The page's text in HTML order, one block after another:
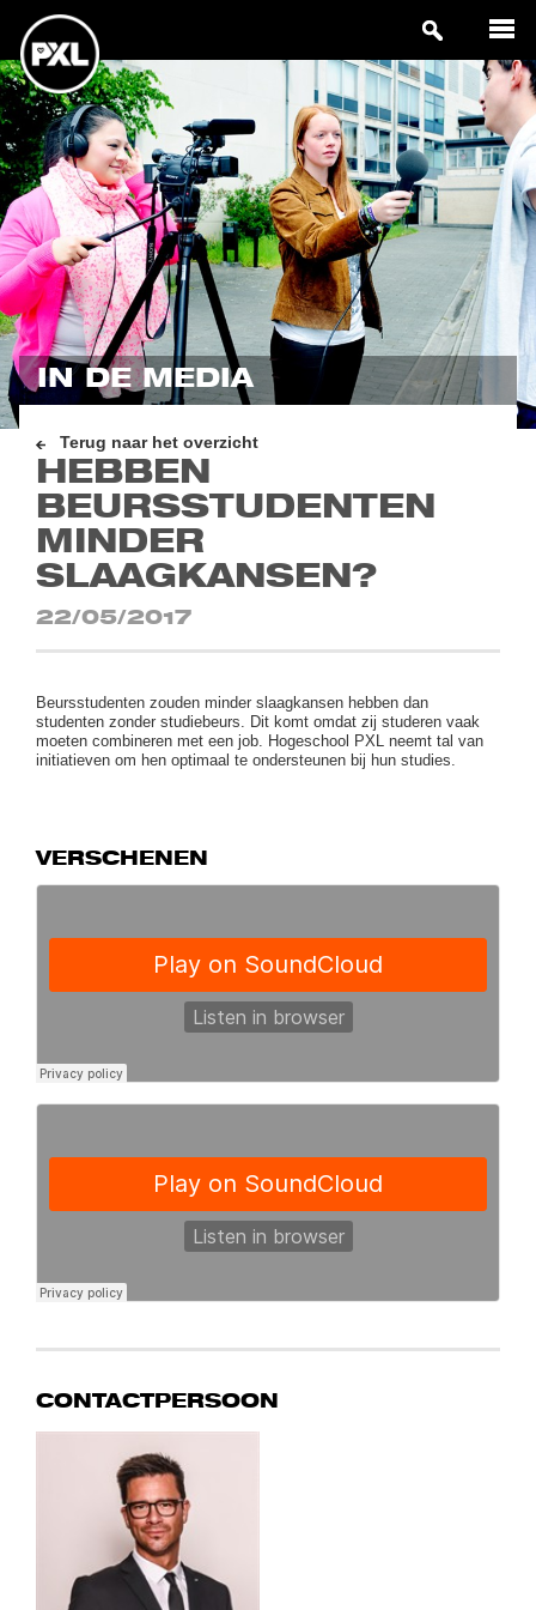
IN DE MEDIA
Terug naar het overzicht
HEBBEN
BEURSSTUDENTEN
MINDER
SLAAGKANSEN?
22/05/2017
Beursstudenten zouden minder slaagkansen hebben dan
studenten zonder studiebeurs. Dit komt omdat zij studeren vaak
moeten combineren met een job. Hogeschool PXL neemt tal van
initiatieven om hen optimaal te ondersteunen bij hun studies.
VERSCHENEN
CONTACTPERSOON